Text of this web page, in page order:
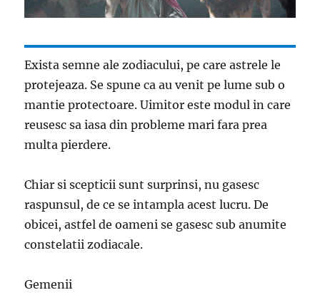
Exista semne ale zodiacului, pe care astrele le
protejeaza. Se spune ca au venit pe lume sub o
mantie protectoare. Uimitor este modul in care
reusesc sa iasa din probleme mari fara prea
multa pierdere.
Chiar si scepticii sunt surprinsi, nu gasesc
raspunsul, de ce se intampla acest lucru. De
obicei, astfel de oameni se gasesc sub anumite
constelatii zodiacale.
Gemenii